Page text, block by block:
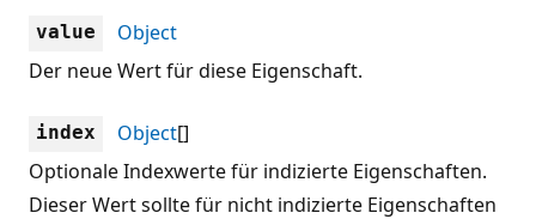
value
Object
Der neue Wert für diese Eigenschaft.
index Object[]
Optionale Indexwerte für indizierte Eigenschaften.
Dieser Wert sollte für nicht indizierte Eigenschaften